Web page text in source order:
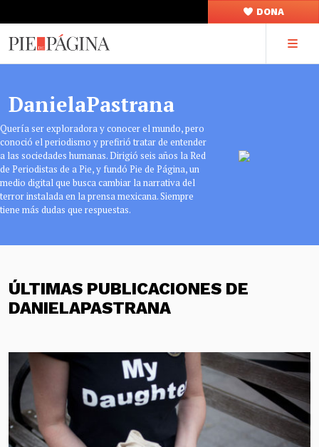
DONA
DanielaPastrana
Quería ser exploradora y conocer el mundo, pero
conoció el periodismo y prefirió tratar de entender
a las sociedades humanas. Dirigió seis años la Red
de Periodistas de a Pie, y fundó Pie de Página, un
medio digital que busca cambiar la narrativa del
terror instalada en la prensa mexicana. Siempre
tiene más dudas que respuestas.
ÚLTIMAS PUBLICACIONES DE
DANIELAPASTRANA